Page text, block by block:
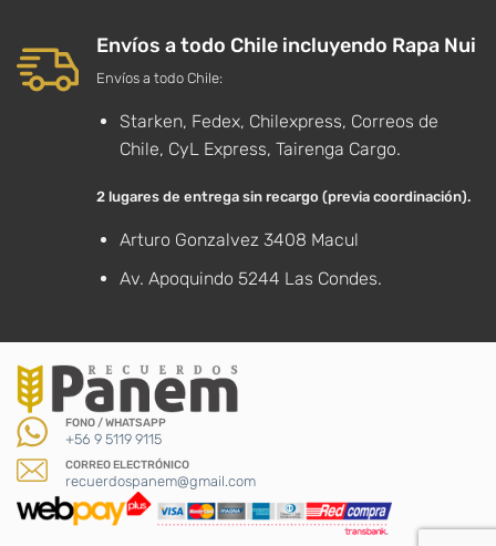
Envíos a todo Chile incluyendo Rapa Nui
Envíos a todo Chile:
Starken, Fedex, Chilexpress, Correos de
Chile, CyL Express, Tairenga Cargo.
2 lugares de entrega sin recargo (previa coordinación).
Arturo Gonzalvez 3408 Macul
Av. Apoquindo 5244 Las Condes.
FONO / WHATSAPP
+56 9 5119 9115
CORREO ELECTRÓNICO
recuerdospanem@gmail.com